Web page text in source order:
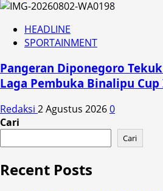
HEADLINE
SPORTAINMENT
Pangeran Diponegoro
Laga Pembuka Binalipu Cup
Redaksi 2 Agustus 20260
Cari
Cari
Recent Posts